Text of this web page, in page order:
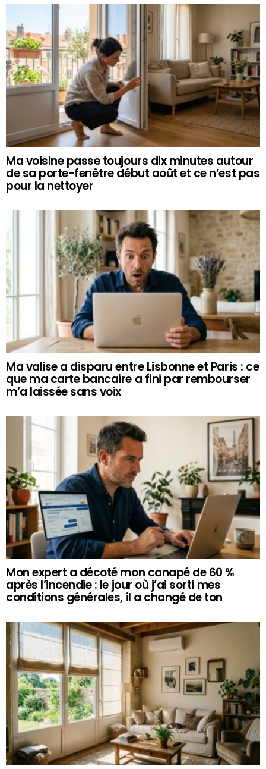
Ma voisine passe toujours dix minutes autour
de sa porte-fenêtre début août et ce n’est pas
pour la nettoyer
Ma valise a disparu entre Lisbonne et Paris : ce
que ma carte bancaire a fini par rembourser
m’a laissée sans voix
Mon expert a décoté mon canapé de 60 %
après l’incendie : le jour où j’ai sorti mes
conditions générales, il a changé de ton